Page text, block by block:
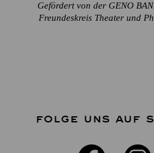
Gefördert von der GENO
Freundeskreis Theater und
FOLGE UNS AUF